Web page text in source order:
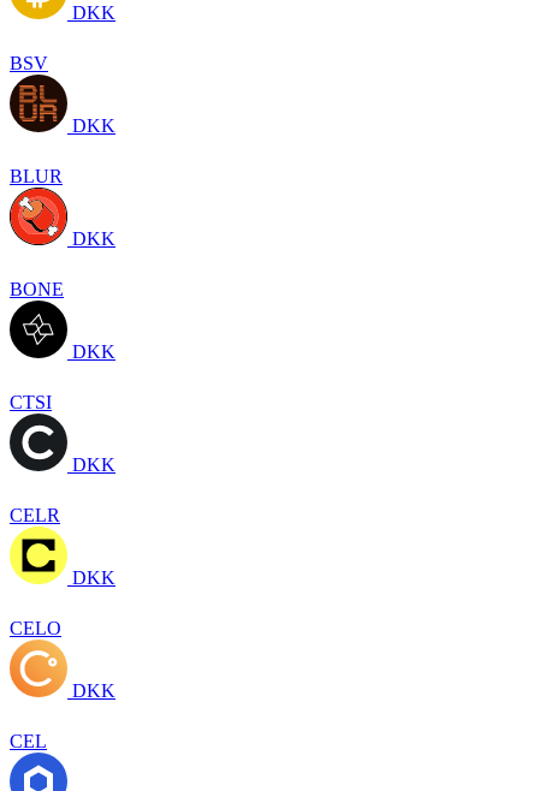
DKK
BSV
DKK
BLUR
DKK
BONE
DKK
CTSI
DKK
CELR
DKK
CELO
DKK
CEL